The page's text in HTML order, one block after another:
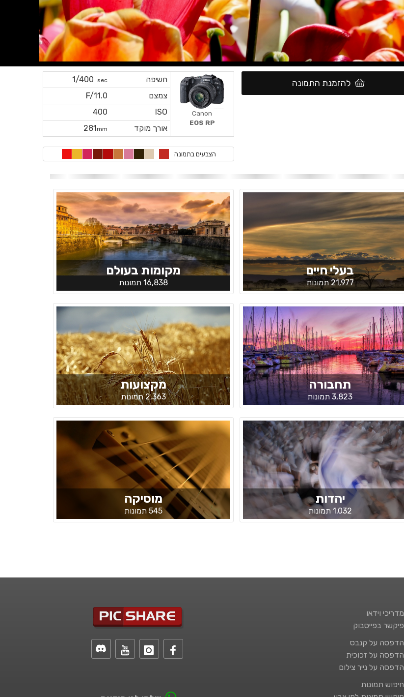
חשיפה sec
1/400
צמצם
F/11.0
ISO
400
אורך מוקד
281mm
Canon
EOS RP
הצבעים בתמונה
להזמנת התמונה
בעלי חיים
21,977 תמונות
מקומות בעולם
16,838 תמונות
תחבורה
3,823 תמונות
מקצועות
2,363 תמונות
יהדות
1,032 תמונות
מוסיקה
545 תמונות
מדריכי וידאו
פיקשר בפייסבוק
הדפסה על קנבס
הדפסה על זכוכית
הדפסה על נייר צילום
חיפוש תמונות